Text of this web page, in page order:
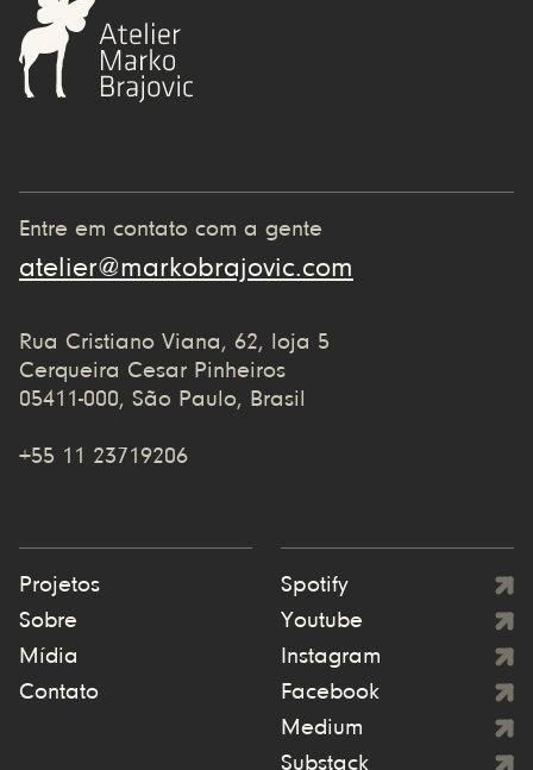
Entre em contato com a gente
atelier@markobrajovic.com
Rua Cristiano Viana, 62, loja 5
Cerqueira Cesar Pinheiros
05411-000, São Paulo, Brasil
+55 11 23719206
Projetos
Sobre
Mídia
Contato
Spotify
Youtube
Instagram
Facebook
Medium
Substack